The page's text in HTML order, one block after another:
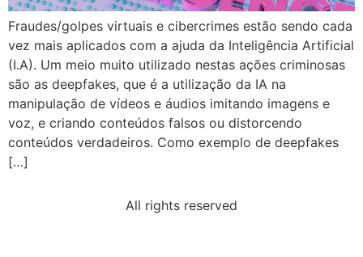
Fraudes/golpes virtuais e cibercrimes estão sendo cada
vez mais aplicados com a ajuda da Inteligência Artificial
(I.A). Um meio muito utilizado nestas ações criminosas
são as deepfakes, que é a utilização da IA na
manipulação de vídeos e áudios imitando imagens e
voz, e criando conteúdos falsos ou distorcendo
conteúdos verdadeiros. Como exemplo de deepfakes
[…]
All rights reserved